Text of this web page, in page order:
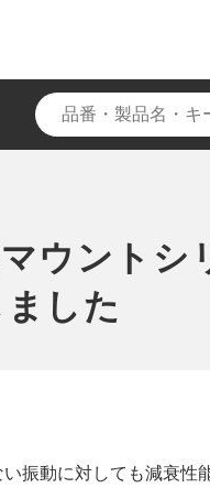
マウント
した
振動に対しても減衰性